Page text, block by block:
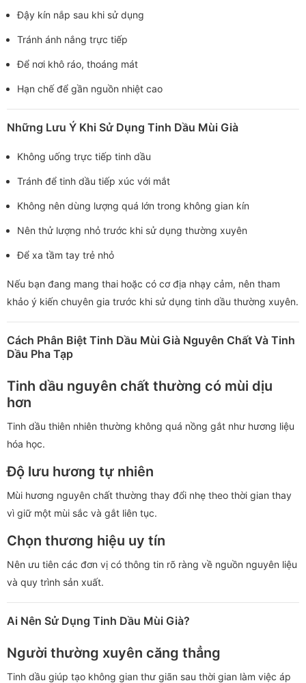
Đậy kín nắp sau khi sử dụng
Tránh ánh nắng trực tiếp
Để nơi khô ráo, thoáng mát
Hạn chế để gần nguồn nhiệt cao
Những Lưu Ý Khi Sử Dụng Tinh Dầu Mùi Già
Không uống trực tiếp tinh dầu
Tránh để tinh dầu tiếp xúc với mắt
Không nên dùng lượng quá lớn trong không gian kín
Nên thử lượng nhỏ trước khi sử dụng thường xuyên
Để xa tầm tay trẻ nhỏ
Nếu bạn đang mang thai hoặc có cơ địa nhạy cảm, nên tham
khảo ý kiến chuyên gia trước khi sử dụng tinh dầu thường xuyên.
Cách Phân Biệt Tinh Dầu Mùi Già Nguyên Chất Và Tinh
Dầu Pha Tạp
Tinh dầu nguyên chất thường có mùi dịu
hơn
Tinh dầu thiên nhiên thường không quá nồng gắt như hương liệu
hóa học.
Độ lưu hương tự nhiên
Mùi hương nguyên chất thường thay đổi nhẹ theo thời gian thay
vì giữ một mùi sắc và gắt liên tục.
Chọn thương hiệu uy tín
Nên ưu tiên các đơn vị có thông tin rõ ràng về nguồn nguyên liệu
và quy trình sản xuất.
Ai Nên Sử Dụng Tinh Dầu Mùi Già?
Người thường xuyên căng thẳng
Tinh dầu giúp tạo không gian thư giãn sau thời gian làm việc áp